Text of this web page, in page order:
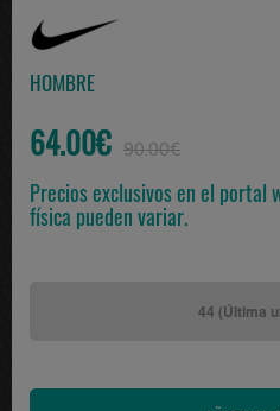
HOMBRE
64.00€ 90.00€
Precios exclusivos en el portal
física pueden variar.